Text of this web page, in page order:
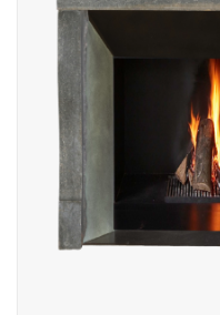
Decoratieve Outdoor
Objecten
Vloeren - Steen, Terra Cotta
& Marmer
Outlet